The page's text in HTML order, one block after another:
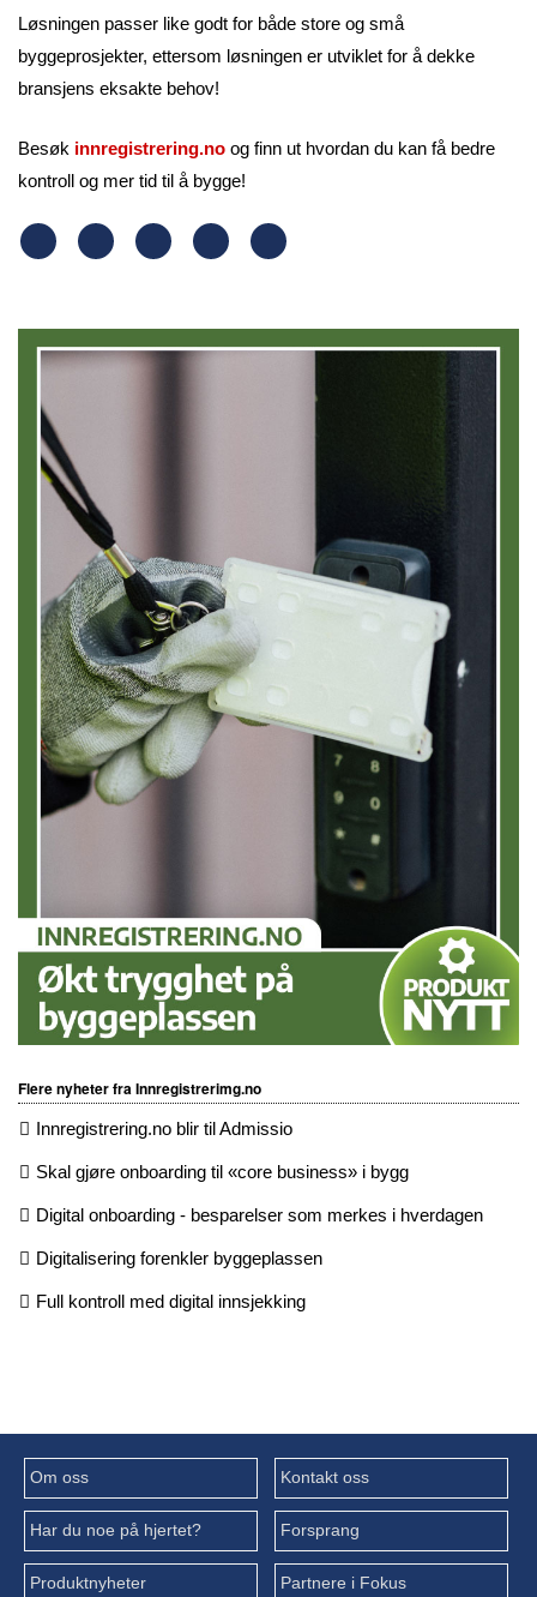
Løsningen passer like godt for både store og små
byggeprosjekter, ettersom løsningen er utviklet for å dekke
bransjens eksakte behov!
Besøk innregistrering.no og finn ut hvordan du kan få bedre
kontroll og mer tid til å bygge!
Flere nyheter fra Innregistrerimg.no
Innregistrering.no blir til Admissio
Skal gjøre onboarding til «core business» i bygg
Digital onboarding - besparelser som merkes i hverdagen
Digitalisering forenkler byggeplassen
Full kontroll med digital innsjekking
Om oss Kontakt oss
Har du noe på hjertet? Forsprang
Produktnyheter Partnere i Fokus